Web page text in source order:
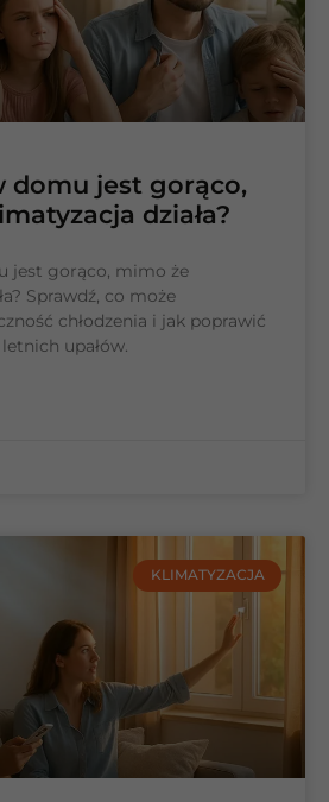
domu jest gorąco,
działa?
jest gorąco, mimo że
Sprawdź, co może
chłodzenia i jak poprawić
upałów.
KLIMATYZACJA